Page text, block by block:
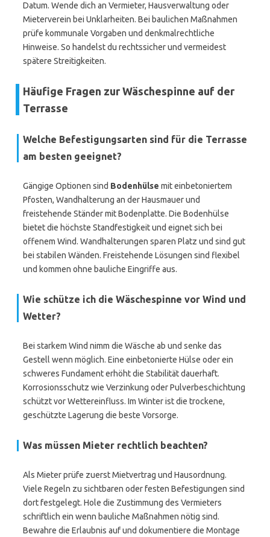
Datum. Wende dich an Vermieter, Hausverwaltung oder
Mieterverein bei Unklarheiten. Bei baulichen Maßnahmen
prüfe kommunale Vorgaben und denkmalrechtliche
Hinweise. So handelst du rechtssicher und vermeidest
spätere Streitigkeiten.
Häufige Fragen zur Wäschespinne auf der
Terrasse
Welche Befestigungsarten sind für die Terrasse
am besten geeignet?
Gängige Optionen sind Bodenhülse mit einbetoniertem
Pfosten, Wandhalterung an der Hausmauer und
freistehende Ständer mit Bodenplatte. Die Bodenhülse
bietet die höchste Standfestigkeit und eignet sich bei
offenem Wind. Wandhalterungen sparen Platz und sind gut
bei stabilen Wänden. Freistehende Lösungen sind flexibel
und kommen ohne bauliche Eingriffe aus.
Wie schütze ich die Wäschespinne vor Wind und
Wetter?
Bei starkem Wind nimm die Wäsche ab und senke das
Gestell wenn möglich. Eine einbetonierte Hülse oder ein
schweres Fundament erhöht die Stabilität dauerhaft.
Korrosionsschutz wie Verzinkung oder Pulverbeschichtung
schützt vor Wettereinfluss. Im Winter ist die trockene,
geschützte Lagerung die beste Vorsorge.
Was müssen Mieter rechtlich beachten?
Als Mieter prüfe zuerst Mietvertrag und Hausordnung.
Viele Regeln zu sichtbaren oder festen Befestigungen sind
dort festgelegt. Hole die Zustimmung des Vermieters
schriftlich ein wenn bauliche Maßnahmen nötig sind.
Bewahre die Erlaubnis auf und dokumentiere die Montage